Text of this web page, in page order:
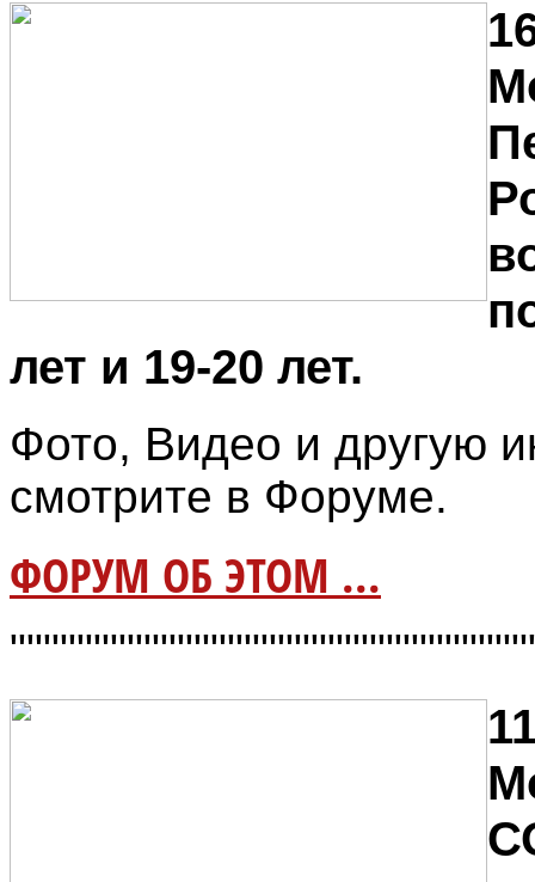
лет и 19-20 лет.
Фото, Видео и другую
смотрите в Форуме.
ФОРУМ ОБ ЭТОМ ...